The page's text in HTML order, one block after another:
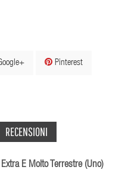
Pinterest
RECENSIONI
E Molto Terrestre (Uno)